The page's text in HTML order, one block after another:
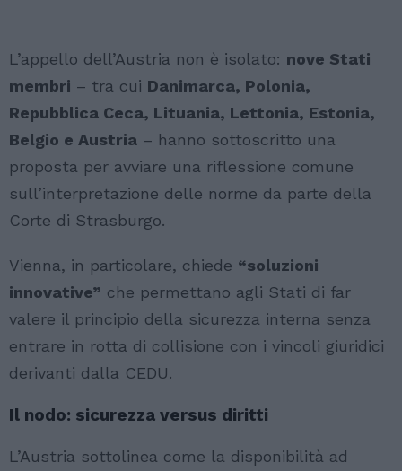
L’appello dell’Austria non è isolato: nove Stati
membri – tra cui Danimarca, Polonia,
Repubblica Ceca, Lituania, Lettonia, Estonia,
Belgio e Austria – hanno sottoscritto una
proposta per avviare una riflessione comune
sull’interpretazione delle norme da parte della
Corte di Strasburgo.
Vienna, in particolare, chiede “soluzioni
innovative” che permettano agli Stati di far
valere il principio della sicurezza interna senza
entrare in rotta di collisione con i vincoli giuridici
derivanti dalla CEDU.
Il nodo: sicurezza versus diritti
L’Austria sottolinea come la disponibilità ad